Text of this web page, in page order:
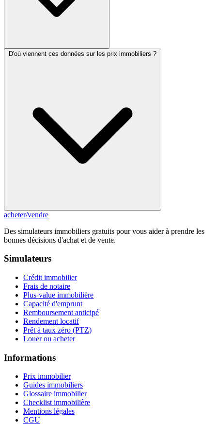
D'où viennent ces données sur les prix immobiliers ?
acheter/vendre
Des simulateurs immobiliers gratuits pour vous aider à prendre les
bonnes décisions d'achat et de vente.
Simulateurs
Crédit immobilier
Frais de notaire
Plus-value immobilière
Capacité d'emprunt
Remboursement anticipé
Rendement locatif
Prêt à taux zéro (PTZ)
Louer ou acheter
Informations
Prix immobilier
Guides immobiliers
Glossaire immobilier
Checklist immobilière
Mentions légales
CGU